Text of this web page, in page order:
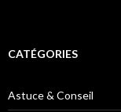
CATÉGORIES
Astuce & Conseil